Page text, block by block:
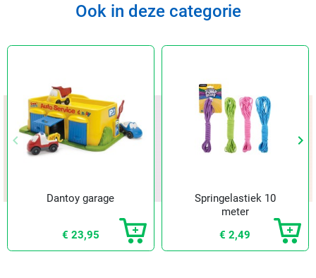
Ook in deze categorie
Vorige
keyboard_arrow_left keyboard_arrow_right
Dantoy garage
€ 23,95
Springelastiek 10
meter
€ 2,49